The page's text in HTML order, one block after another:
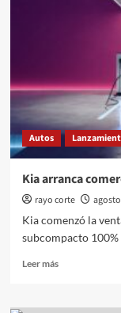
Autos
Kia arranca
rayo corte
Kia comenzó la
subcompacto
Leer másLeer
Kia